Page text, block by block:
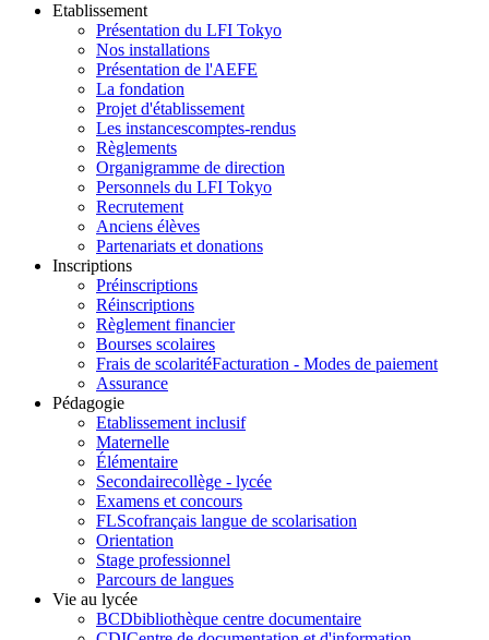
Etablissement
Présentation du LFI Tokyo
Nos installations
Présentation de l'AEFE
La fondation
Projet d'établissement
Les instancescomptes-rendus
Règlements
Organigramme de direction
Personnels du LFI Tokyo
Recrutement
Anciens élèves
Partenariats et donations
Inscriptions
Préinscriptions
Réinscriptions
Règlement financier
Bourses scolaires
Frais de scolaritéFacturation - Modes de paiement
Assurance
Pédagogie
Etablissement inclusif
Maternelle
Élémentaire
Secondairecollège - lycée
Examens et concours
FLScofrançais langue de scolarisation
Orientation
Stage professionnel
Parcours de langues
Vie au lycée
BCDbibliothèque centre documentaire